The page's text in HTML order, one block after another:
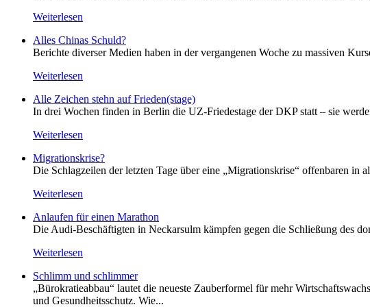
Weiterlesen
Alles Chinas Schuld?
Berichte diverser Medien haben in der vergangenen Woche zu massiven
Weiterlesen
Alle Zeichen stehn auf Frieden(stage)
In drei Wochen finden in Berlin die UZ-Friedestage der DKP statt – sie
Weiterlesen
Migrationskrise?
Die Schlagzeilen der letzten Tage über eine „Migrationskrise“ offenbaren
Weiterlesen
Anlaufen für einen Marathon
Die Audi-Beschäftigten in Neckarsulm kämpfen gegen die Schließung des
Weiterlesen
Schlimm und schlimmer
„Bürokratieabbau“ lautet die neueste Zauberformel für mehr
und Gesundheitsschutz. Wie...